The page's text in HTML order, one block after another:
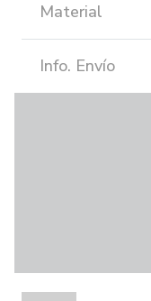
Material
Info. Envío